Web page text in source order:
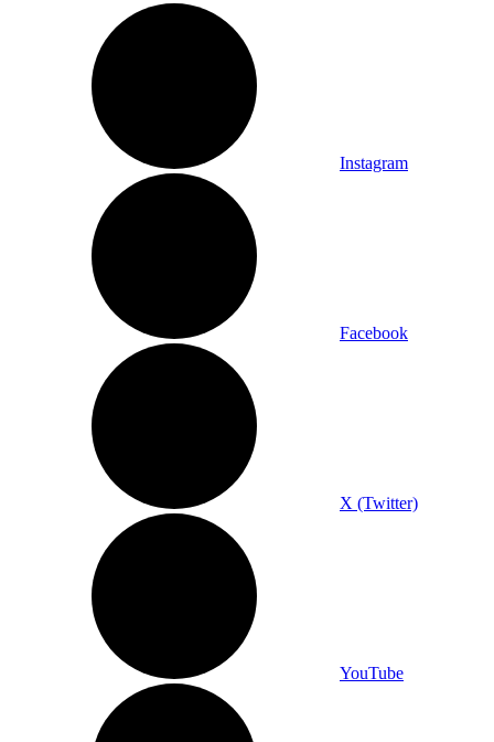
Instagram
Facebook
X (Twitter)
YouTube